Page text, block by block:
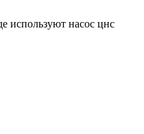
используют насос цнс